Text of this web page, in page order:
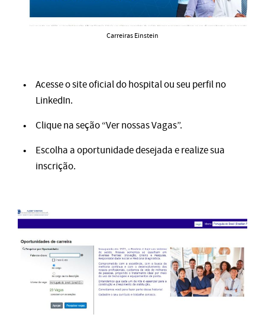
Carreiras Einstein
Acesse o siteoficial do hospital ou seu perfil no
LinkedIn.
Clique na seção “Ver nossas Vagas”.
Escolha a oportunidade desejada e realize sua
inscrição.